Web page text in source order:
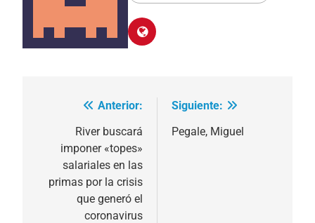
Navegación
entradas
Anterior:
River buscará
imponer «topes»
salariales en las
primas por la crisis
que generó el
coronavirus
Siguiente:
Pegale, Miguel